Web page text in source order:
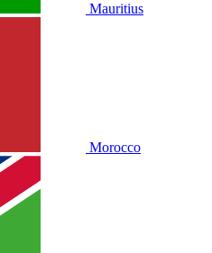
Mauritius
Morocco